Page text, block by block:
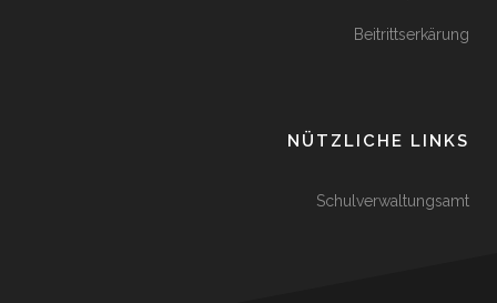
Beitrittserkärung
NÜTZLICHE LINKS
Schulverwaltungsamt